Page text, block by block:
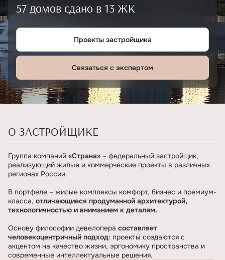
57 домов сдано в 13 ЖК
Проекты застройщика
Связаться с экспертом
О ЗАСТРОЙЩИКЕ
Группа компаний «Страна» – федеральный застройщик,
реализующий жилые и коммерческие проекты в различных
регионах России.
В портфеле – жилые комплексы комфорт, бизнес и премиум-
класса, отличающиеся продуманной архитектурой,
технологичностью и вниманием к деталям.
Основу философии девелопера составляет
человекоцентричный подход: проекты создаются с
акцентом на качество жизни, эргономику пространства и
современные интеллектуальные решения.